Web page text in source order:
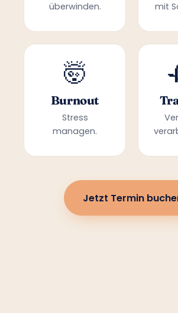
überwinden.
mit
🤯
Burnout
Stress
managen.
Jetzt Termin